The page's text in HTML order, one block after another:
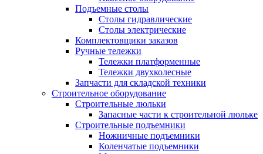
Подъемные столы
Столы гидравлические
Столы электрические
Комплектовщики заказов
Ручные тележки
Тележки платформенные
Тележки двухколесные
Запчасти для складской техники
Строительное оборудование
Строительные люльки
Запасные части к строительной люльке
Строительные подъемники
Ножничные подъемники
Коленчатые подъемники